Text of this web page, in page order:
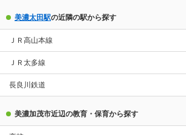
美濃太田駅の近隣の駅から探す
ＪＲ高山本線
ＪＲ太多線
長良川鉄道
美濃加茂市近辺の教育・保育から探す